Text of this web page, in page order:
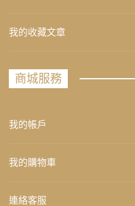
我的收藏文章
商城服務
我的帳戶
我的購物車
連絡客服